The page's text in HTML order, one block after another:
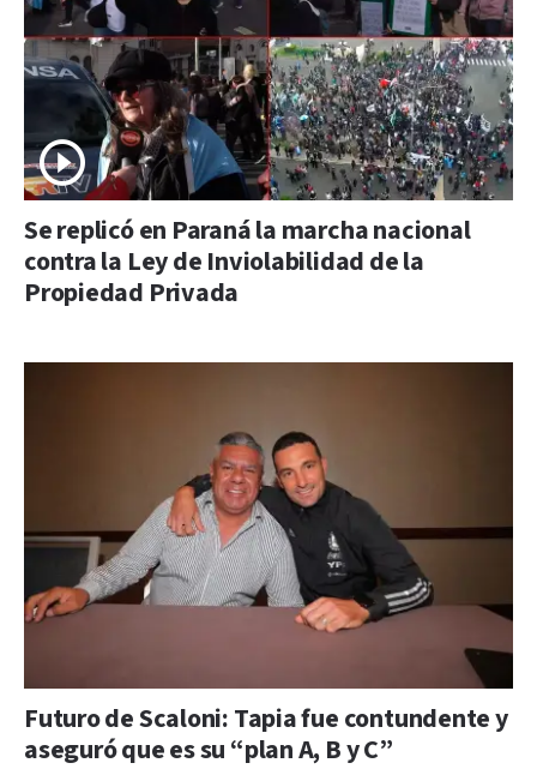
Se replicó en Paraná la marcha nacional
contra la Ley de Inviolabilidad de la
Propiedad Privada
Futuro de Scaloni: Tapia fue contundente y
aseguró que es su “plan A, B y C”